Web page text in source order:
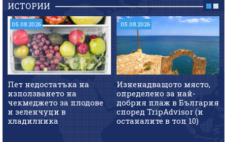
ИСТОРИИ
05.08.2026
Пет недостатъка на
използването на
чекмеджето за плодове
и зеленчуци в
хладилника
05.08.2026
Изненадващото място,
определено за най-
добрия плаж в България
според TripAdvisor (и
останалите в топ 10)